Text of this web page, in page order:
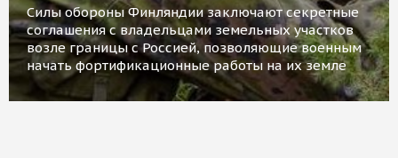
Силы обороны Финляндии заключают секретные
соглашения с владельцами земельных участков
возле границы с Россией, позволяющие военным
начать фортификационные работы на их земле